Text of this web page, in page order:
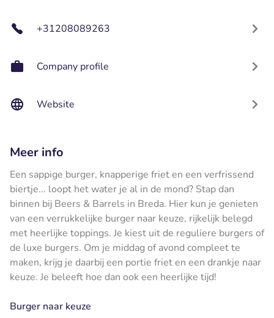
+31208089263
Company profile
Website
Meer info
Een sappige burger, knapperige friet en een verfrissend
biertje... loopt het water je al in de mond? Stap dan
binnen bij Beers & Barrels in Breda. Hier kun je genieten
van een verrukkelijke burger naar keuze, rijkelijk belegd
met heerlijke toppings. Je kiest uit de reguliere burgers of
de luxe burgers. Om je middag of avond compleet te
maken, krijg je daarbij een portie friet en een drankje naar
keuze. Je beleeft hoe dan ook een heerlijke tijd!
Burger naar keuze